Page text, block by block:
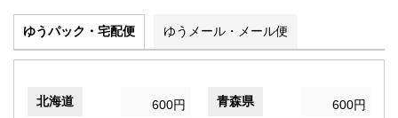
ゆうパック・宅配便 ゆうメール・メール便
北海道 600円 青森県 600円